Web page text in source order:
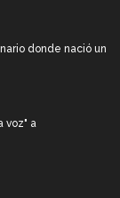
donde nació un
voz" a